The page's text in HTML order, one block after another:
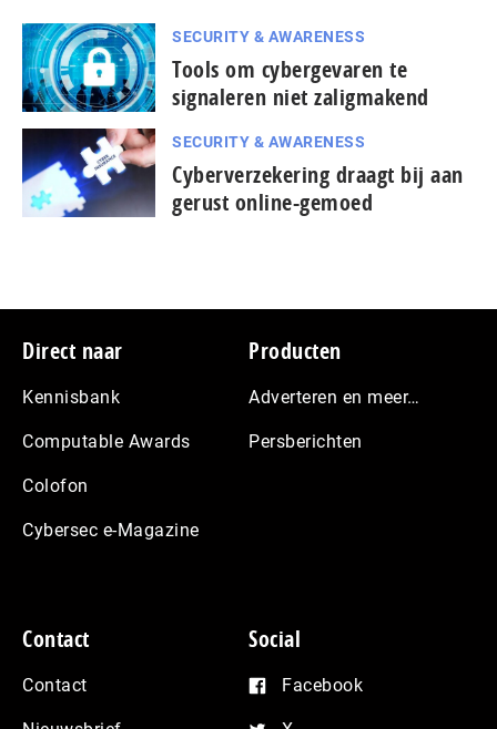
SECURITY & AWARENESS
Tools om cybergevaren te
signaleren niet zaligmakend
SECURITY & AWARENESS
Cyberverzekering draagt bij aan
gerust online-gemoed
Footer
Direct naar
Kennisbank
Computable Awards
Colofon
Cybersec e-Magazine
Producten
Adverteren en meer…
Persberichten
Contact
Contact
Social
Facebook